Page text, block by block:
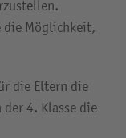
die Möglichkeit,
die Eltern die
4. Klasse die